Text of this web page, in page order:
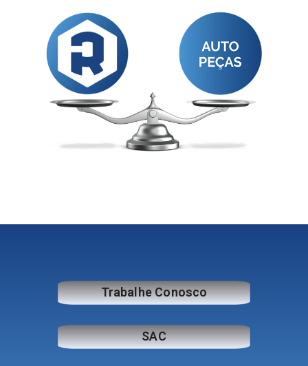
Trabalhe Conosco
SAC